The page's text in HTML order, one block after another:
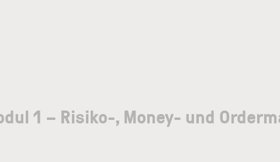
1 – Risiko-, Money- und